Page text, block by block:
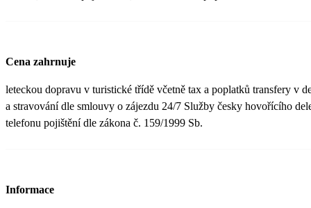
Cena zahrnuje
leteckou dopravu v turistické třídě včetně tax a poplatků transfery v
a stravování dle smlouvy o zájezdu 24/7 Služby česky hovořícího
telefonu pojištění dle zákona č. 159/1999 Sb.
Informace